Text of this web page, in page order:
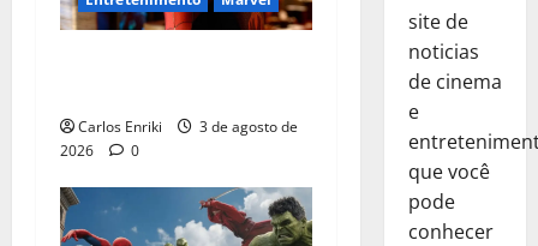
Carlos Enriki
3 de agosto de
2026
0
site de
noticias
de cinema
e
que você
pode
conhecer